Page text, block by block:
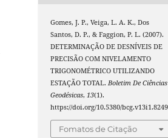
Gomes, J. P., Veiga, L. A. K., Dos
Santos, D. P., & Faggion, P. L. (2007).
DETERMINAÇÃO DE DESNÍVEIS DE
PRECISÃO COM NIVELAMENTO
TRIGONOMÉTRICO UTILIZANDO
ESTAÇÃO TOTAL.Boletim De Ciências
Geodésicas,13(1).
https://doi.org/10.5380/bcg.v13i1.8249
Fomatos de Citação